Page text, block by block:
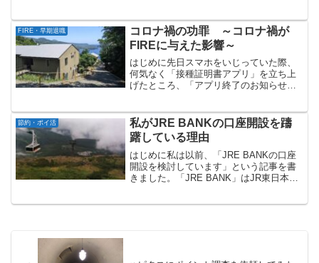
売しかしていません。定価は「109,800
円」...
FIRE・早期退職
コロナ禍の功罪 ～コロナ禍が
FIREに与えた影響～
はじめに先日スマホをいじっていた際、
何気なく「接種証明書アプリ」を立ち上
げたところ、「アプリ終了のお知らせ」
プリ」といい、国が公式に提供している
アプリです。「お知らせ」...
節約・ポイ活
私がJRE BANKの口座開設を躊
躇している理由
はじめに私は以前、「JRE BANKの口座
開設を検討しています」という記事を書
きました。「JRE BANK」はJR東日本が